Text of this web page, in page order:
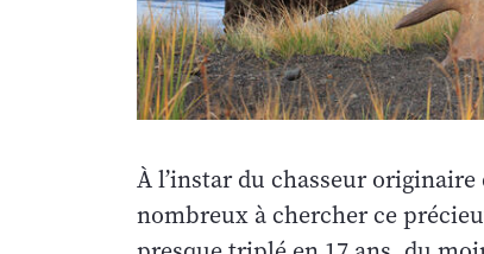
À l’instar du chasseur
nombreux à chercher ce